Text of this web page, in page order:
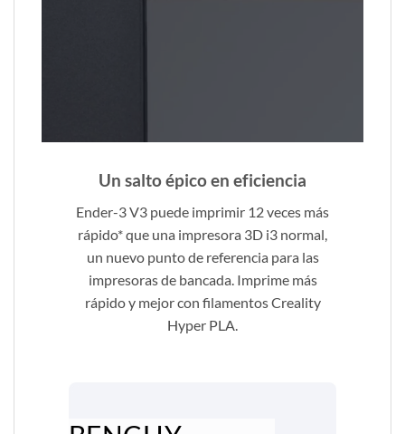
Un salto épico en eficiencia
Ender-3 V3 puede imprimir 12 veces más
rápido* que una impresora 3D i3 normal,
un nuevo punto de referencia para las
impresoras de bancada. Imprime más
rápido y mejor con filamentos Creality
Hyper PLA.